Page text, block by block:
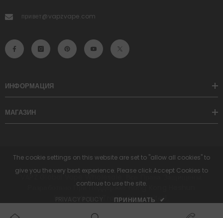
привет@vapzvape.com
ИНФОРМАЦИЯ
МАГАЗИН
VAPZ Global Vape Wholesale. Все Права Защищены.
Разработано При Поддержке Hong Kong Heshun
International Trade Co., Limited.
The cookie settings on this website are set to "allow all cookies" to
give you the very best experience. Please click Accept Cookies to
continue to use the site.
ПРИНИМАТЬ ✔